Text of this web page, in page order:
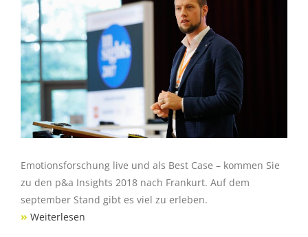
Emotionsforschung live und als Best Case – kommen Sie
zu den p&a Insights 2018 nach Frankurt. Auf dem
september Stand gibt es viel zu erleben.
» Weiterlesen